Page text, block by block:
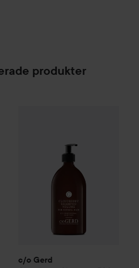
produkter
c/o Gerd